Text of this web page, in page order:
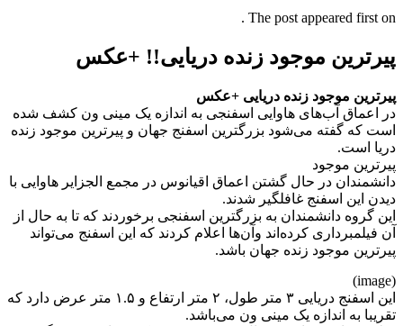
The post appeared first on .
پیرترین موجود زنده دریایی!! +عکس
پیرترین موجود زنده دریایی +عکس
در اعماق آب‌های هاوایی اسفنجی به اندازه یک مینی ون کشف شده
است که گفته می‌شود بزرگترین اسفنج جهان و پیرترین موجود زنده
دریا است.
پیرترین موجود
دانشمندان در حال گشتن اعماق اقیانوس در مجمع الجزایر هاوایی با
دیدن این اسفنج غافلگیر شدند.
این گروه دانشمندان به بزرگترین اسفنجی برخوردند که تا به حال از
آن فیلمبرداری کرده‌اند وآن‌ها اعلام کردند که این اسفنج می‌تواند
پیرترین موجود زنده جهان باشد.
(image)
این اسفنج دریایی ۳ متر طول، ۲ متر ارتفاع و ۱.۵ متر عرض دارد که
تقریبا به اندازه یک مینی ون می‌باشد.